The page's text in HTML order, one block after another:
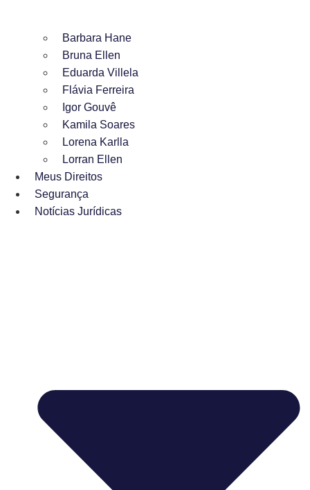
Barbara Hane
Bruna Ellen
Eduarda Villela
Flávia Ferreira
Igor Gouvê
Kamila Soares
Lorena Karlla
Lorran Ellen
Meus Direitos
Segurança
Notícias Jurídicas